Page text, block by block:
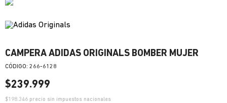
CAMPERA ADIDAS ORIGINALS BOMBER MUJER
: 266-6128
$239.999
$198.346 precio sin impuestos nacionales